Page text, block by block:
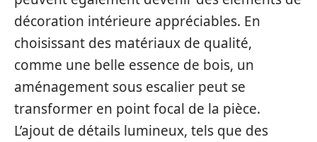
décoration intérieure appréciables. En
choisissant des matériaux de qualité,
comme une belle essence de bois, un
aménagement sous escalier peut se
transformer en point focal de la pièce.
L’ajout de détails lumineux, tels que des